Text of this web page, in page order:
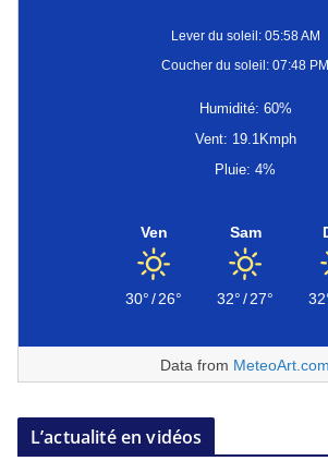
Lever du soleil: 05:58 AM
Coucher du soleil: 07:48 PM
Humidité: 60%
Vent: 19.1Kmph
Pluie: 4%
Ven
30°/26°
Sam
32°/27°
Data from MeteoArt.com
L’actualité en vidéos